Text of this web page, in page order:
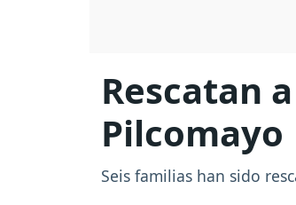
Rescatan
Pilcomayo
Seis familias han sido